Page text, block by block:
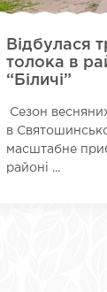
Відбулася
толока в
“Біличі”
Сезон
в
масштабне
районі ...